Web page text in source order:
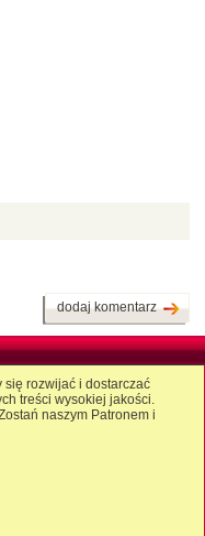
dodaj komentarz
rozwijać i dostarczać
treści wysokiej jakości.
naszym Patronem i